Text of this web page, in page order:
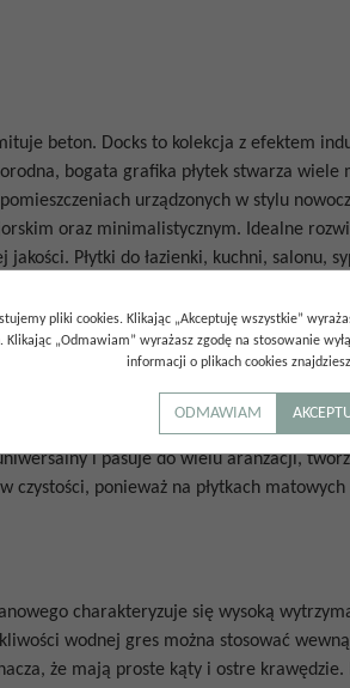
beton. Docks to kolekcja z efektem
bogata grafika płytek stwarza wiele
urządzonych w stylu
oraz minimalistycznym. Idealne
jakości. Płytki do łazienki, kuchni, salonu,
matowe
charakteryzują się nierefleksyjną
i pasuje do wielu aranżacji,
czystości, ponieważ na płytkach
charakteryzuje się wysoką
wodnej gres można stosować
że mają proste kąty i ostre krawędzie.
pliki cookies. Klikając „Akceptuję wszystkie”
„Odmawiam” wyrażasz zgodę na stosowanie
informacji o plikach cookies
ODMAWIAM